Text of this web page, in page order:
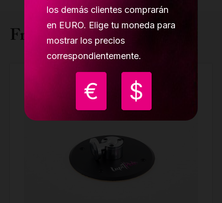
los demás clientes comprarán
en EURO. Elige tu moneda para
mostrar los precios
correspondientemente.
€ $
Frequently bought together